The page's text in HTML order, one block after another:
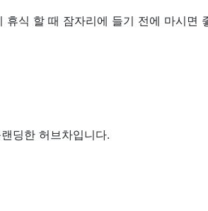
식 할 때 잠자리에 들기 전에 마시면
딩한 허브차입니다.